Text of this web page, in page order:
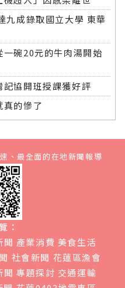
九成錄取國立大學 東華
碗20元的牛肉湯開始
協開班授課獲好評
真的慘了
、最全面的在地新聞報導
：
聞 產業消費 美食生活
社會新聞 花蓮區漁會
聞 專題探討 交通運輸